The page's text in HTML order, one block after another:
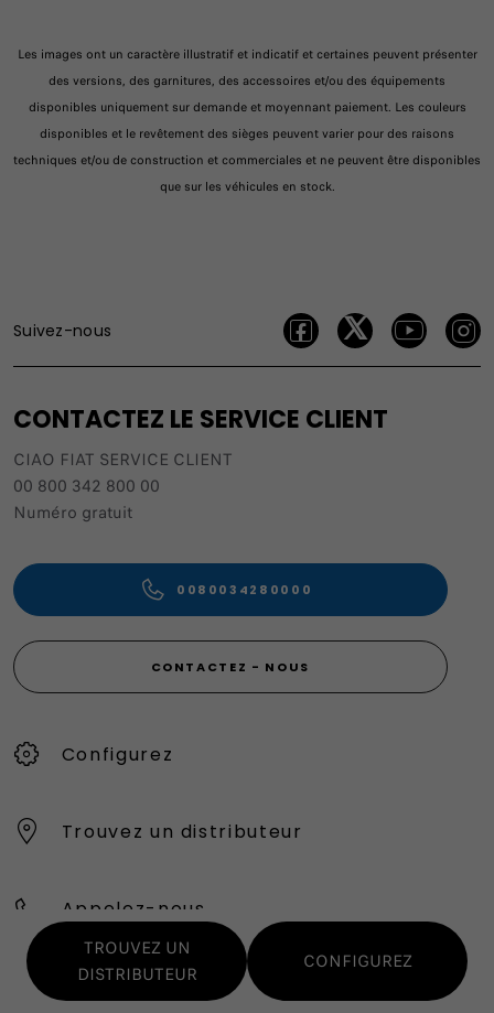
TROUVEZ UN
DISTRIBUTEUR
CONFIGUREZ
Les images ont un caractère illustratif et indicatif et certaines peuvent présenter
des versions, des garnitures, des accessoires et/ou des équipements
disponibles uniquement sur demande et moyennant paiement. Les couleurs
disponibles et le revêtement des sièges peuvent varier pour des raisons
techniques et/ou de construction et commerciales et ne peuvent être disponibles
que sur les véhicules en stock.
Suivez-nous
CONTACTEZ LE SERVICE CLIENT
CIAO FIAT SERVICE CLIENT
00 800 342 800 00
Numéro gratuit
0080034280000
CONTACTEZ - NOUS
Configurez
Trouvez un distributeur
Appelez-nous
My Fiat